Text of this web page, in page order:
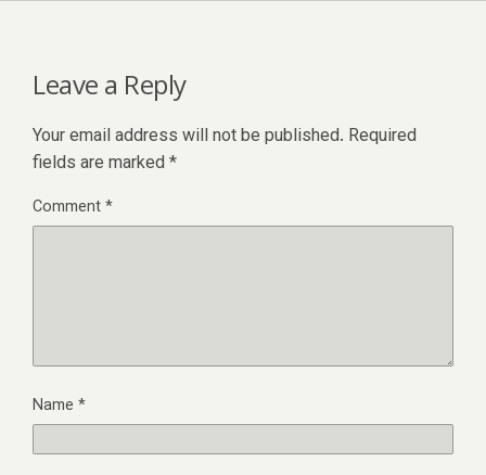
Leave a Reply
Your email address will not be published. Required
fields are marked *
Comment*
Name *